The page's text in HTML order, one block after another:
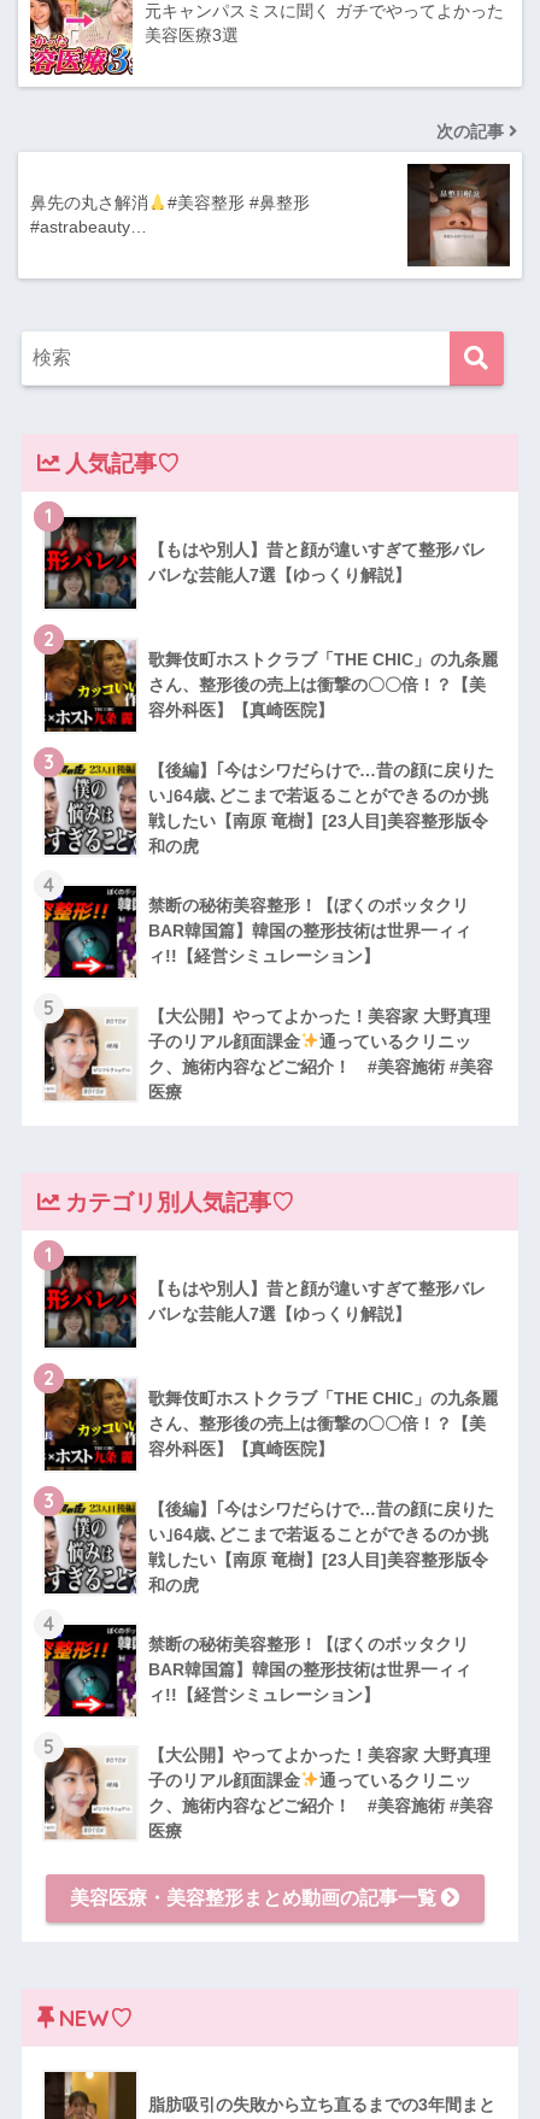
元キャンパスミスに聞く ガチでやってよかった
美容医療3選
次の記事
鼻先の丸さ解消
#美容整形 #鼻整形
#astrabeauty…
人気記事♡
1
【もはや別人】昔と顔が違いすぎて整形バレ
バレな芸能人7選【ゆっくり解説】
2
歌舞伎町ホストクラブ「THE CHIC」の九条麗
さん、整形後の売上は衝撃の〇〇倍！？【美
容外科医】【真崎医院】
3
【後編】｢今はシワだらけで…昔の顔に戻りた
い｣64歳､どこまで若返ることができるのか挑
戦したい【南原 竜樹】[23人目]美容整形版令
和の虎
4
禁断の秘術美容整形！【ぼくのボッタクリ
BAR韓国篇】韓国の整形技術は世界一ィィ
ィ!!【経営シミュレーション】
5
【大公開】やってよかった！美容家 大野真理
子のリアル顔面課金
通っているクリニッ
ク、施術内容などご紹介！ #美容施術 #美容
医療
カテゴリ別人気記事♡
1
【もはや別人】昔と顔が違いすぎて整形バレ
バレな芸能人7選【ゆっくり解説】
2
歌舞伎町ホストクラブ「THE CHIC」の九条麗
さん、整形後の売上は衝撃の〇〇倍！？【美
容外科医】【真崎医院】
3
【後編】｢今はシワだらけで…昔の顔に戻りた
い｣64歳､どこまで若返ることができるのか挑
戦したい【南原 竜樹】[23人目]美容整形版令
和の虎
4
禁断の秘術美容整形！【ぼくのボッタクリ
BAR韓国篇】韓国の整形技術は世界一ィィ
ィ!!【経営シミュレーション】
5
【大公開】やってよかった！美容家 大野真理
子のリアル顔面課金
通っているクリニッ
ク、施術内容などご紹介！ #美容施術 #美容
医療
美容医療・美容整形まとめ動画の記事一覧
NEW♡
脂肪吸引の失敗から立ち直るまでの3年間まと